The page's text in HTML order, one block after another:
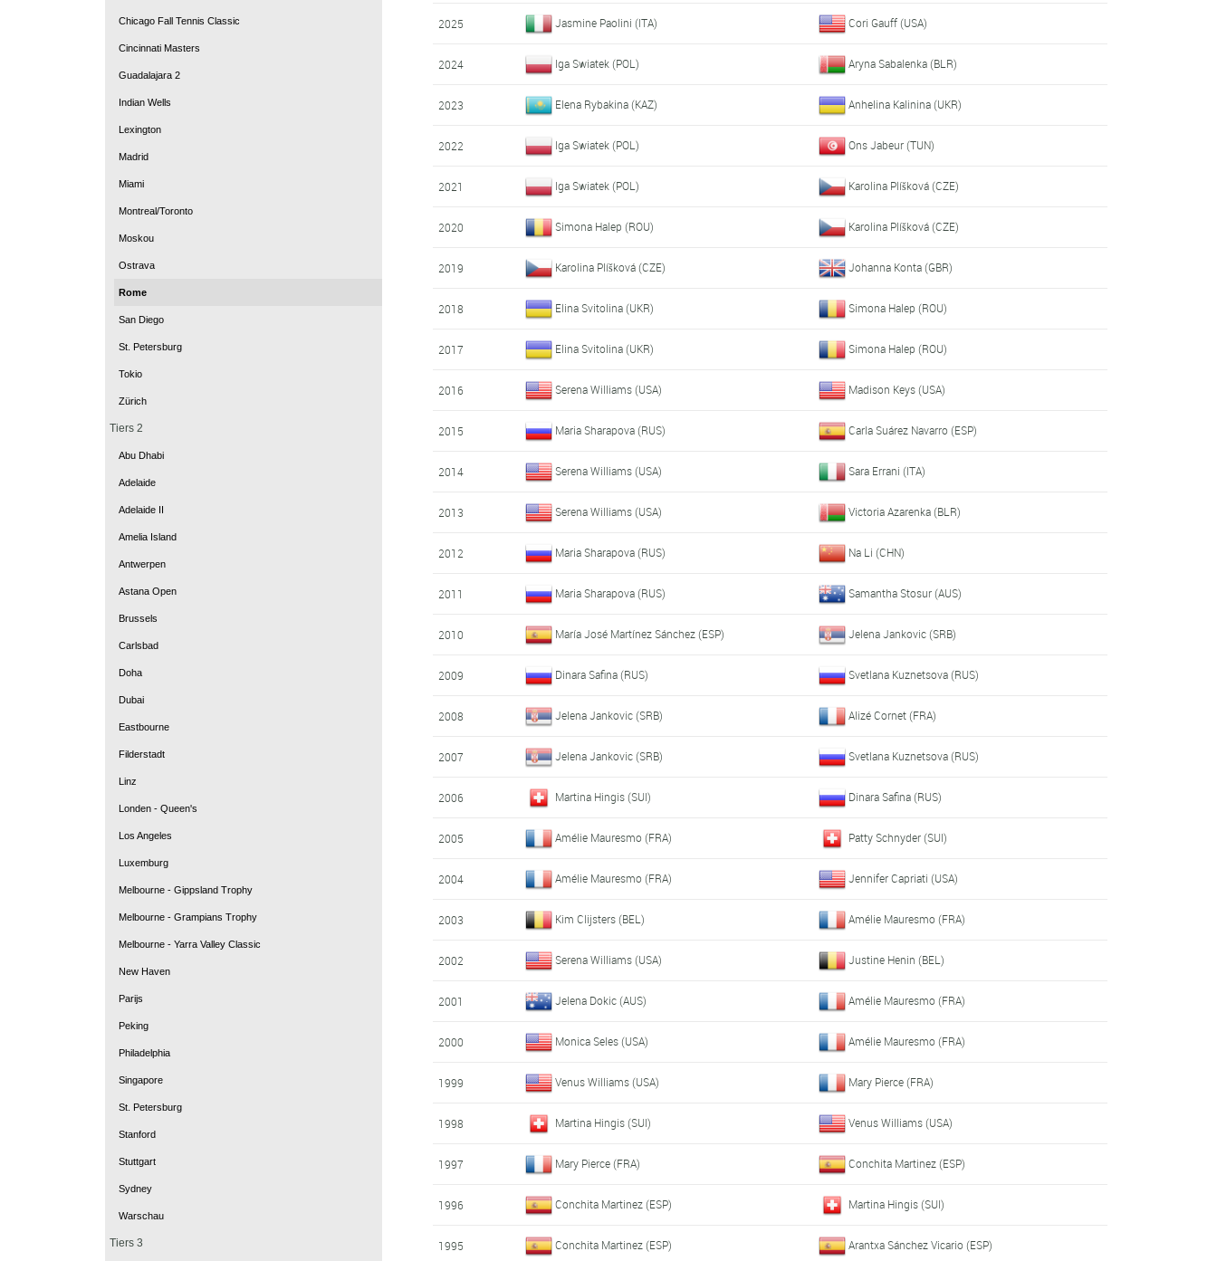
Chicago Fall Tennis Classic
Cincinnati Masters
Guadalajara 2
Indian Wells
Lexington
Madrid
Miami
Montreal/Toronto
Moskou
Ostrava
Rome
San Diego
St. Petersburg
Tokio
Zürich
Tiers 2
Abu Dhabi
Adelaide
Adelaide II
Amelia Island
Antwerpen
Astana Open
Brussels
Carlsbad
Doha
Dubai
Eastbourne
Filderstadt
Linz
Londen - Queen's
Los Angeles
Luxemburg
Melbourne - Gippsland Trophy
Melbourne - Grampians Trophy
Melbourne - Yarra Valley Classic
New Haven
Parijs
Peking
Philadelphia
Singapore
St. Petersburg
Stanford
Stuttgart
Sydney
Warschau
Tiers 3
2025 Jasmine Paolini (ITA) Cori Gauff (USA)
2024 Iga Swiatek (POL) Aryna Sabalenka (BLR)
2023 Elena Rybakina (KAZ) Anhelina Kalinina (UKR)
2022 Iga Swiatek (POL) Ons Jabeur (TUN)
2021 Iga Swiatek (POL) Karolina Plíšková (CZE)
2020 Simona Halep (ROU) Karolina Plíšková (CZE)
2019 Karolina Plíšková (CZE) Johanna Konta (GBR)
2018 Elina Svitolina (UKR) Simona Halep (ROU)
2017 Elina Svitolina (UKR) Simona Halep (ROU)
2016 Serena Williams (USA) Madison Keys (USA)
2015 Maria Sharapova (RUS) Carla Suárez Navarro (ESP)
2014 Serena Williams (USA) Sara Errani (ITA)
2013 Serena Williams (USA) Victoria Azarenka (BLR)
2012 Maria Sharapova (RUS) Na Li (CHN)
2011 Maria Sharapova (RUS) Samantha Stosur (AUS)
2010 María José Martínez Sánchez (ESP) Jelena Jankovic (SRB)
2009 Dinara Safina (RUS) Svetlana Kuznetsova (RUS)
2008 Jelena Jankovic (SRB) Alizé Cornet (FRA)
2007 Jelena Jankovic (SRB) Svetlana Kuznetsova (RUS)
2006 Martina Hingis (SUI) Dinara Safina (RUS)
2005 Amélie Mauresmo (FRA) Patty Schnyder (SUI)
2004 Amélie Mauresmo (FRA) Jennifer Capriati (USA)
2003 Kim Clijsters (BEL) Amélie Mauresmo (FRA)
2002 Serena Williams (USA) Justine Henin (BEL)
2001 Jelena Dokic (AUS) Amélie Mauresmo (FRA)
2000 Monica Seles (USA) Amélie Mauresmo (FRA)
1999 Venus Williams (USA) Mary Pierce (FRA)
1998 Martina Hingis (SUI) Venus Williams (USA)
1997 Mary Pierce (FRA) Conchita Martinez (ESP)
1996 Conchita Martinez (ESP) Martina Hingis (SUI)
1995 Conchita Martinez (ESP) Arantxa Sánchez Vicario (ESP)